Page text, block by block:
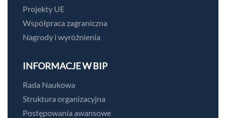
Projekty UE
Współpraca zagraniczna
Nagrody i wyróżnienia
INFORMACJE W BIP
Rada Naukowa
Struktura organizacyjna
Postępowania awansowe